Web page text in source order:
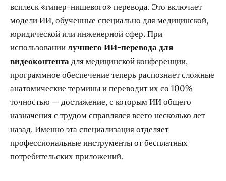
всплеск «гипер-нишевого» перевода. Это включает
модели ИИ, обученные специально для медицинской,
юридической или инженерной сфер. При
использованиилучшего ИИ-перевода для
видеоконтентадля медицинской конференции,
программное обеспечение теперь распознает сложные
анатомические термины и переводит их со 100%
точностью — достижение, с которым ИИ общего
назначения с трудом справлялся всего несколько лет
назад. Именно эта специализация отделяет
профессиональные инструменты от бесплатных
потребительских приложений.